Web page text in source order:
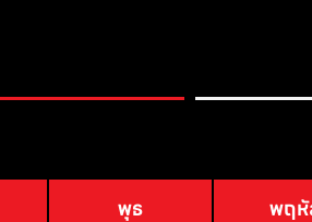
พุธ พฤหั